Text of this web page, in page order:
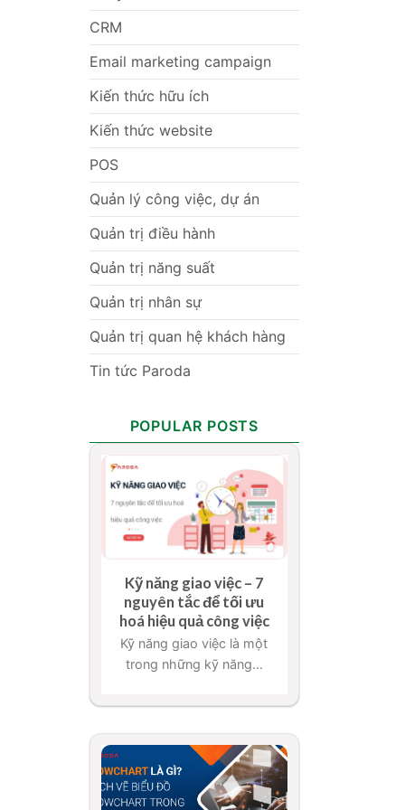
CRM
Email marketing campaign
Kiến thức hữu ích
Kiến thức website
POS
Quản lý công việc, dự án
Quản trị điều hành
Quản trị năng suất
Quản trị nhân sự
Quản trị quan hệ khách hàng
Tin tức Paroda
POPULAR POSTS
Kỹ năng giao việc – 7
nguyên tắc để tối ưu
hoá hiệu quả công việc
Kỹ năng giao việc là một
trong những kỹ năng...